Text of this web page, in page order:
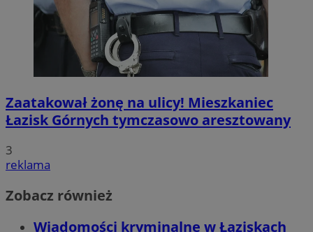
Zaatakował żonę na ulicy! Mieszkaniec
Łazisk Górnych tymczasowo aresztowany
3
reklama
Zobacz również
Wiadomości kryminalne w Łaziskach